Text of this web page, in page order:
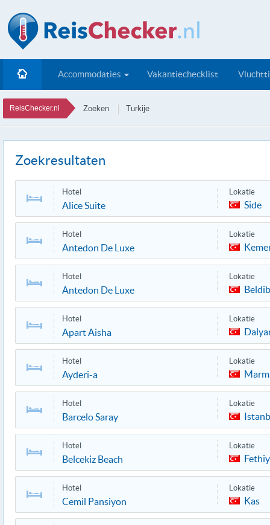
Accommodaties Vakantiechecklist
ReisChecker.nl Zoeken Turkije
Zoekresultaten
Hotel
Alice Suite
Lokatie
Side
Hotel
Antedon De Luxe
Lokatie
Hotel
Antedon De Luxe
Lokatie
Hotel
Apart Aisha
Lokatie
Hotel
Ayderi-a
Lokatie
Hotel
Barcelo Saray
Lokatie
Hotel
Belcekiz Beach
Lokatie
Hotel
Cemil Pansiyon
Lokatie
Kas